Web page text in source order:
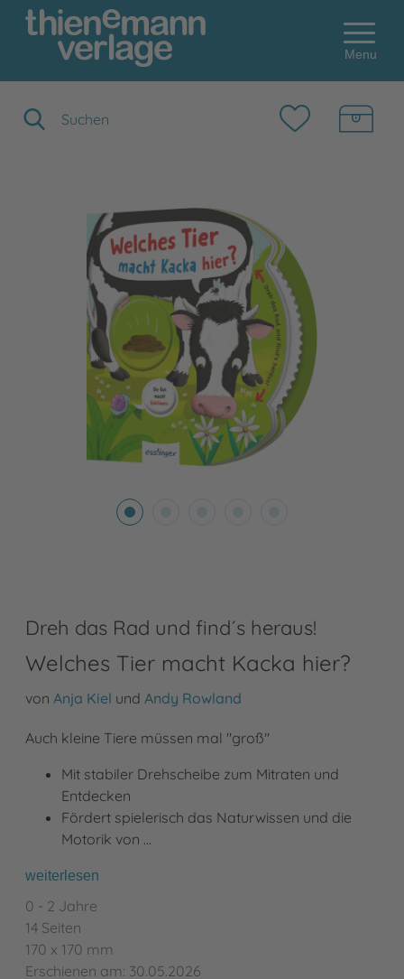
Menu
Dreh das Rad und find´s heraus!
Welches Tier macht Kacka hier?
von Anja Kiel und Andy Rowland
Auch kleine Tiere müssen mal "groß"
Mit stabiler Drehscheibe zum Mitraten und
Entdecken
Fördert spielerisch das Naturwissen und die
Motorik von …
weiterlesen
0 - 2 Jahre
14 Seiten
170 x 170 mm
Erschienen am: 30.05.2026